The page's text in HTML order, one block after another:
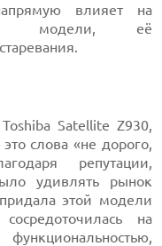
влияет на
модели, её
Satellite Z930,
слова «не дорого,
репутации,
удивлять рынок
этой модели
на